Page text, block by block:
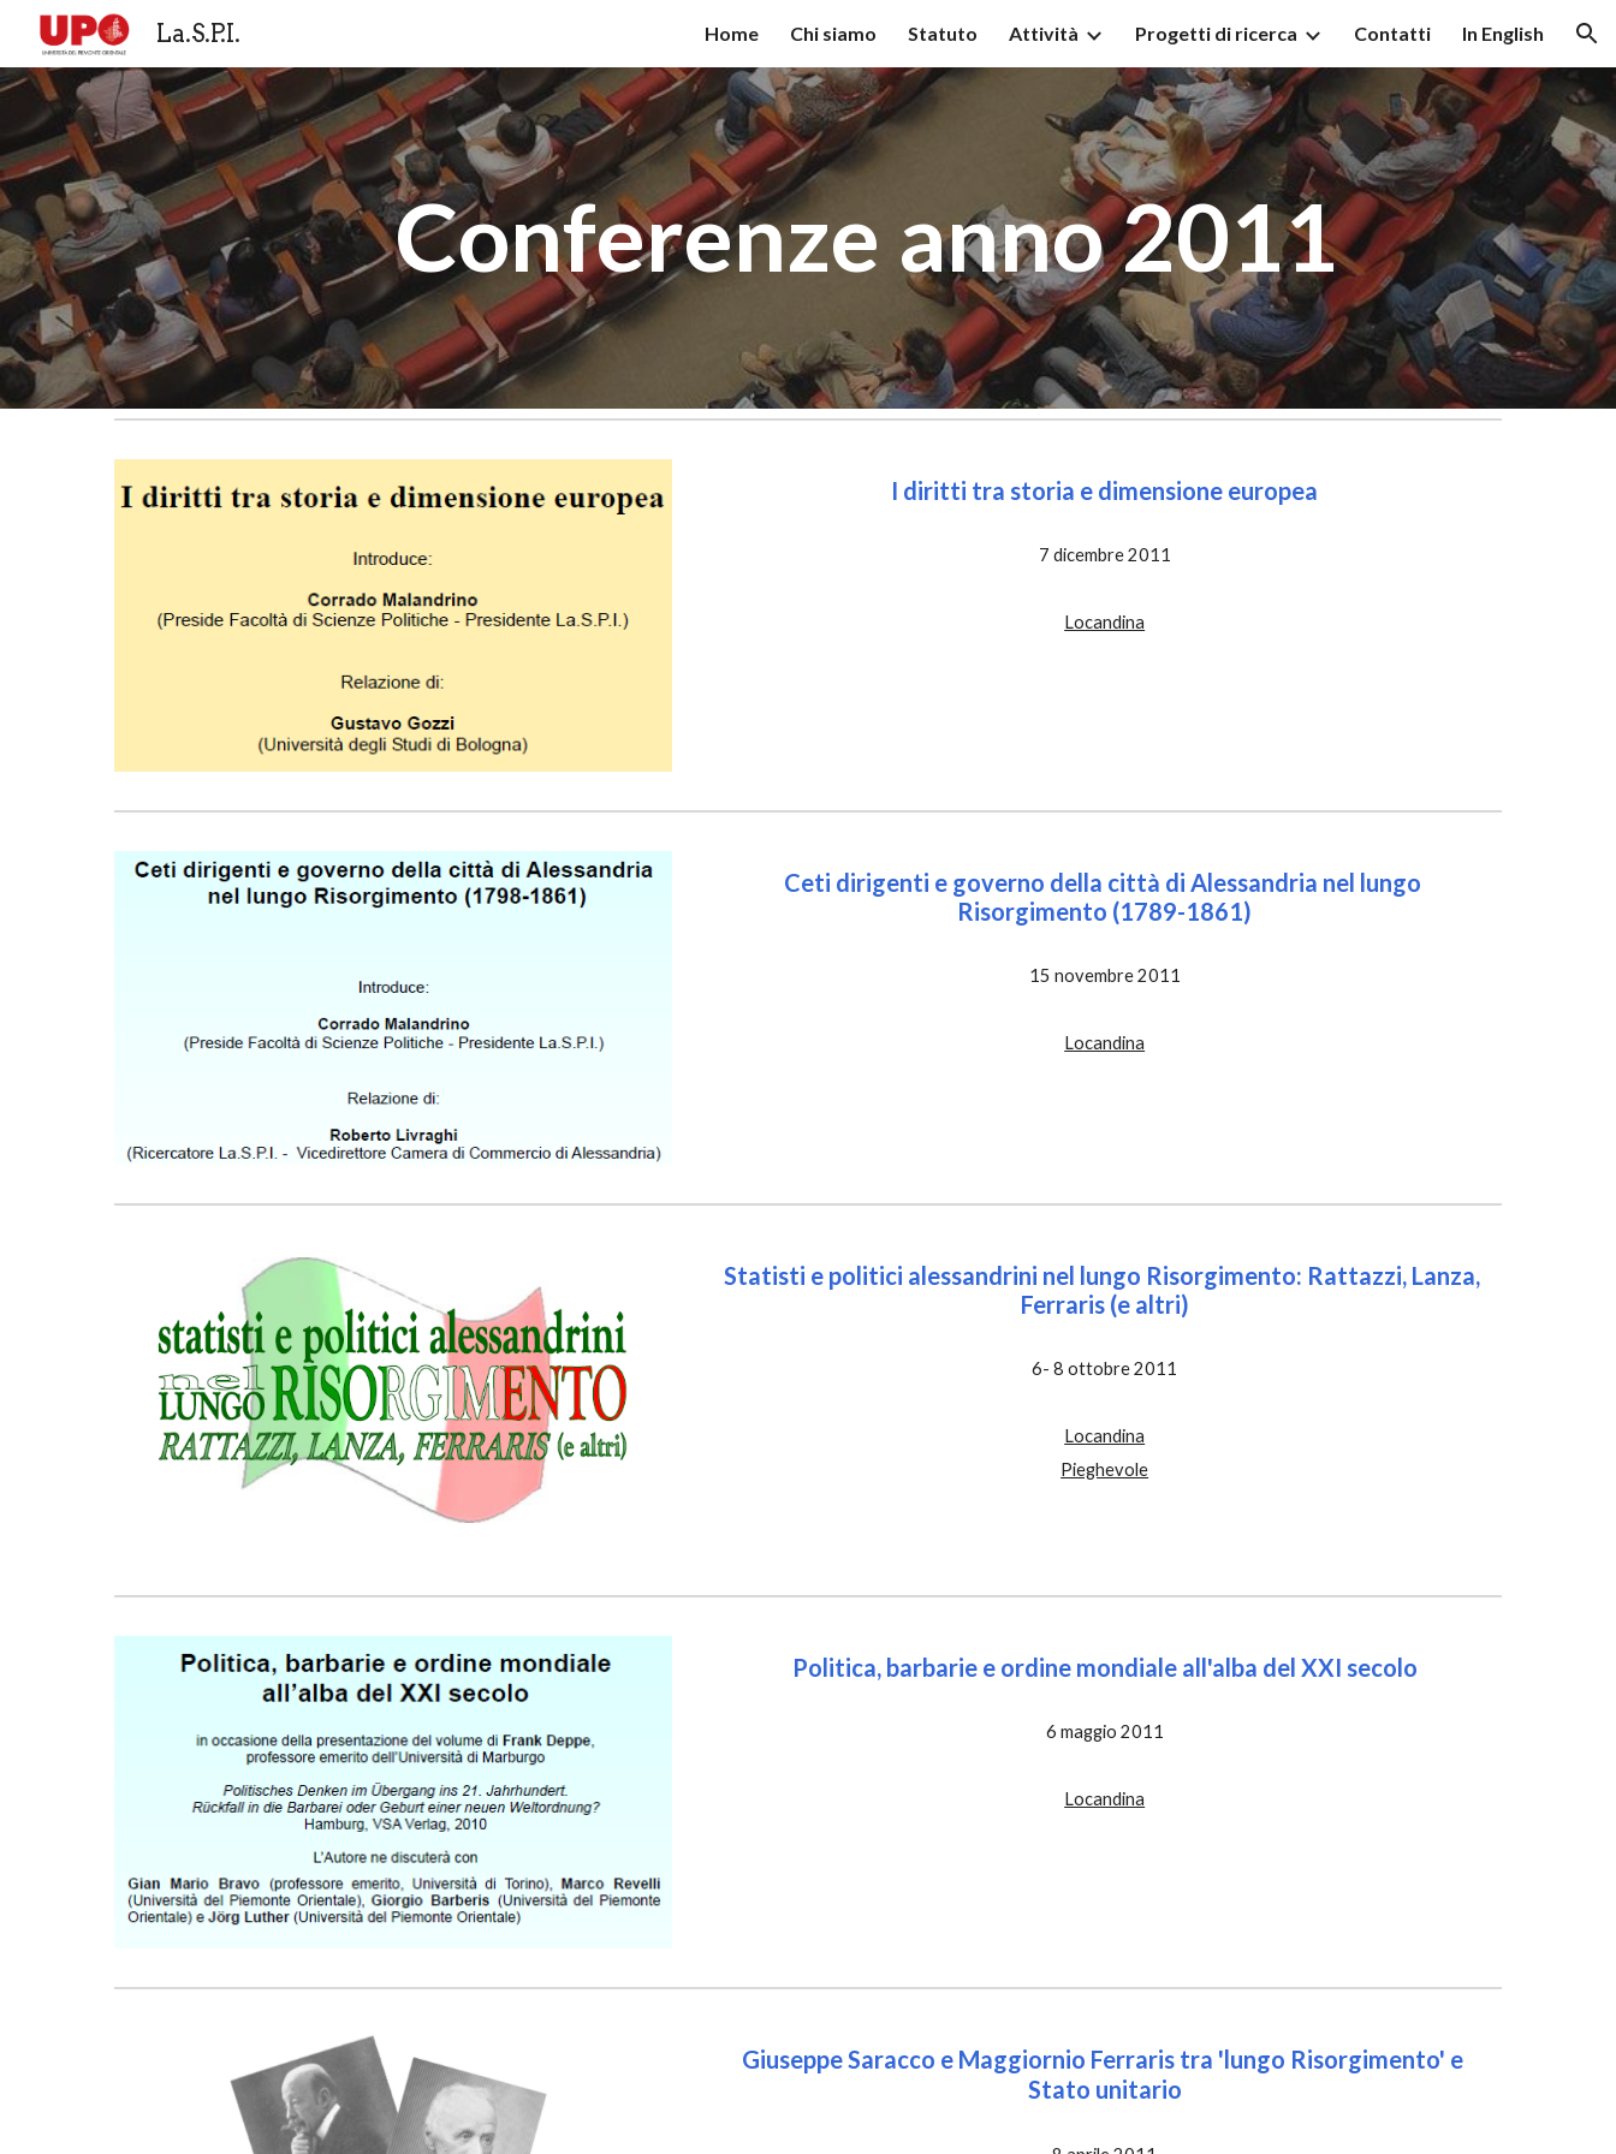
Skip to navigation
La.S.P.I. Home Chi siamo Statuto Attività Progetti di ricerca Contatti In English
Conferenze anno 2011
I diritti tra storia e dimensione europea
7 dicembre 2011
Locandina
Ceti dirigenti e governo della città di Alessandria nel lungo
Risorgimento (1789-1861)
15 novembre 2011
Locandina
Statisti e politici alessandrini nel lungo Risorgimento: Rattazzi, Lanza,
Ferraris (e altri)
6- 8 ottobre 2011
Locandina
Pieghevole
Politica, barbarie e ordine mondiale all'alba del XXI secolo
6 maggio 2011
Locandina
Giuseppe Saracco e Maggiornio Ferraris tra 'lungo Risorgimento' e
Stato unitario